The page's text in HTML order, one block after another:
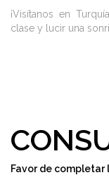
¡Visítanos en
clase y lucir una
Favor de completar